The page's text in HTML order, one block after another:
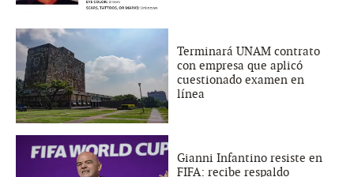
Terminará UNAM contrato
con empresa que aplicó
cuestionado examen en
línea
Gianni Infantino resiste en
FIFA: recibe respaldo